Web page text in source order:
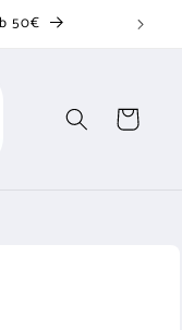
50€
Warenkorb